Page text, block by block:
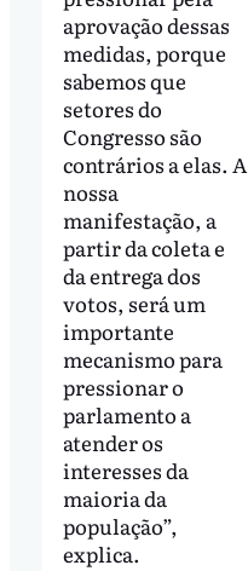
aprovação dessas
medidas, porque
sabemos que
setores do
Congresso são
contrários a elas. A
nossa
manifestação, a
partir da coleta e
da entrega dos
votos, será um
importante
mecanismo para
pressionar o
parlamento a
atender os
interesses da
maioria da
população”,
explica.